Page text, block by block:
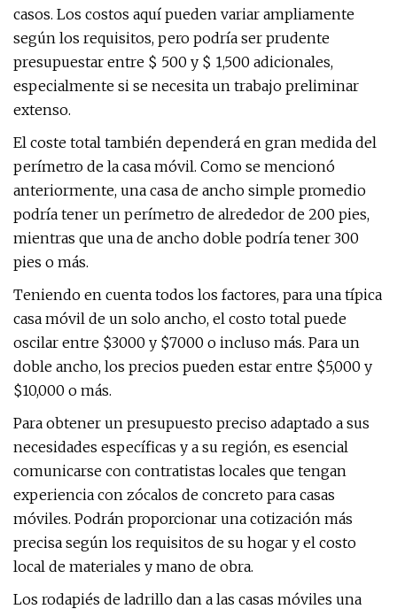
casos. Los costos aquí pueden variar ampliamente
según los requisitos, pero podría ser prudente
presupuestar entre $ 500 y $ 1,500 adicionales,
especialmente si se necesita un trabajo preliminar
extenso.
El coste total también dependerá en gran medida del
perímetro de la casa móvil. Como se mencionó
anteriormente, una casa de ancho simple promedio
podría tener un perímetro de alrededor de 200 pies,
mientras que una de ancho doble podría tener 300
pies o más.
Teniendo en cuenta todos los factores, para una típica
casa móvil de un solo ancho, el costo total puede
oscilar entre $3000 y $7000 o incluso más. Para un
doble ancho, los precios pueden estar entre $5,000 y
$10,000 o más.
Para obtener un presupuesto preciso adaptado a sus
necesidades específicas y a su región, es esencial
comunicarse con contratistas locales que tengan
experiencia con zócalos de concreto para casas
móviles. Podrán proporcionar una cotización más
precisa según los requisitos de su hogar y el costo
local de materiales y mano de obra.
Los rodapiés de ladrillo dan a las casas móviles una